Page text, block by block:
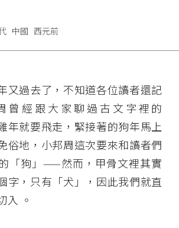
又過去了，不知道各位讀者還記
曾經跟大家聊過古文字裡的
年就要飛走，緊接著的狗年馬上
俗地，小邦周這次要來和讀者們
「狗」——然而，甲骨文裡其實
字，只有「犬」，因此我們就直
入 。
中國 西元前